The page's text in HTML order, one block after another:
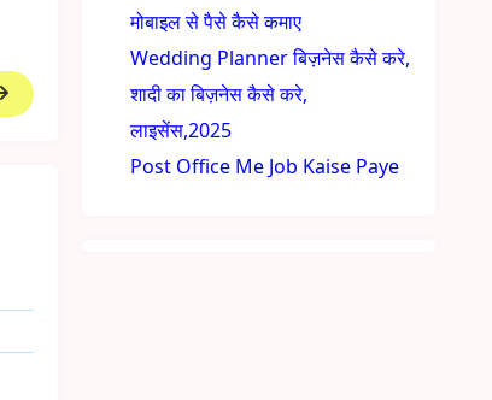
मोबाइल से पैसे कैसे कमाए
Wedding Planner बिज़नेस कैसे करे,
शादी का बिज़नेस कैसे करे,
लाइसेंस,2025
Post Office Me Job Kaise Paye